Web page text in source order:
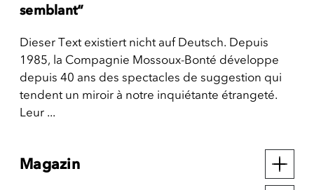
semblant“
Dieser Text existiert nicht auf Deutsch. Depuis
1985, la Compagnie Mossoux-Bonté développe
depuis 40 ans des spectacles de suggestion qui
tendent un miroir à notre inquiétante étrangeté.
Leur ...
Magazin